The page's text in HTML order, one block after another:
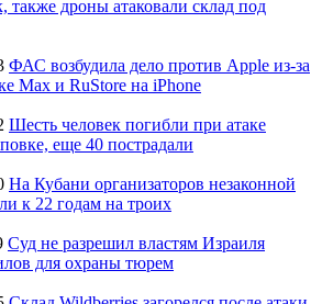
также дроны атаковали склад под
ФАС возбудила дело против Apple из-за
Max и RuStore на iPhone
Шесть человек погибли при атаке
еще 40 пострадали
На Кубани организаторов незаконной
к 22 годам на троих
Суд не разрешил властям Израиля
для охраны тюрем